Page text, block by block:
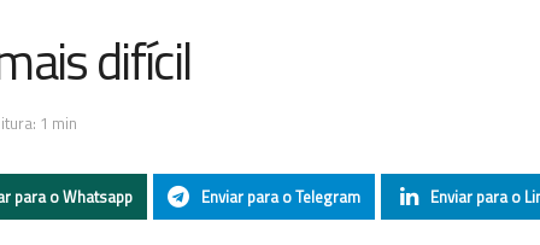
difícil
1 min
para o Whatsapp Enviar para o Telegram Enviar para o